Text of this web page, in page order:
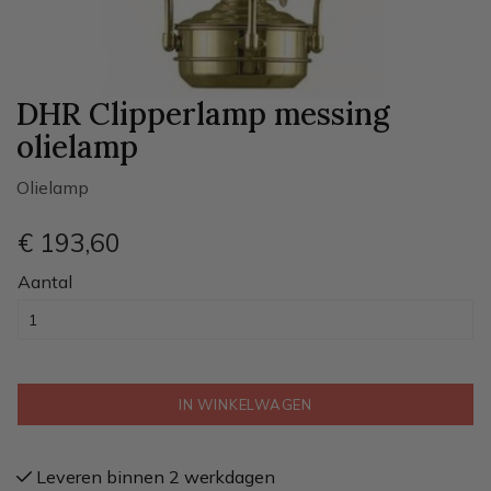
DHR Clipperlamp messing
olielamp
Olielamp
€ 193,60
Aantal
IN WINKELWAGEN
Leveren binnen 2 werkdagen